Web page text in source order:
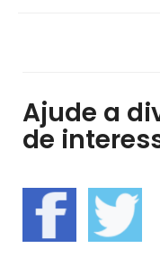
Ajude a
de